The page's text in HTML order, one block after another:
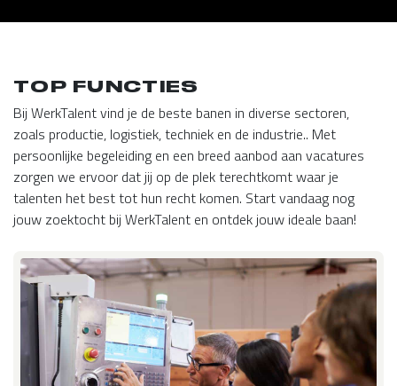
TOP FUNCTIES
Bij WerkTalent vind je de beste banen in diverse sectoren,
zoals productie, logistiek, techniek en de industrie.. Met
persoonlijke begeleiding en een breed aanbod aan vacatures
zorgen we ervoor dat jij op de plek terechtkomt waar je
talenten het best tot hun recht komen. Start vandaag nog
jouw zoektocht bij WerkTalent en ontdek jouw ideale baan!